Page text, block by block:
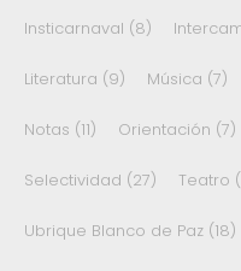
Insticarnaval (8)
Literatura (9) Música (7)
Notas (11) Orientación (7)
Selectividad (27) Teatro
Ubrique Blanco de Paz (18)